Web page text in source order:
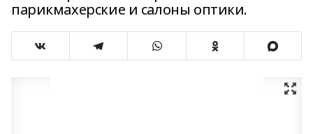
парикмахерские и салоны оптики.